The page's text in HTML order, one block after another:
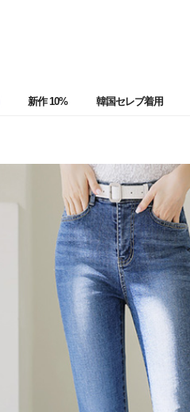
新作 10% 韓国セレブ着用